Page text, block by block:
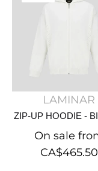
LAMINAR
ZIP-UP HOODIE -
On sale
CA$465.50